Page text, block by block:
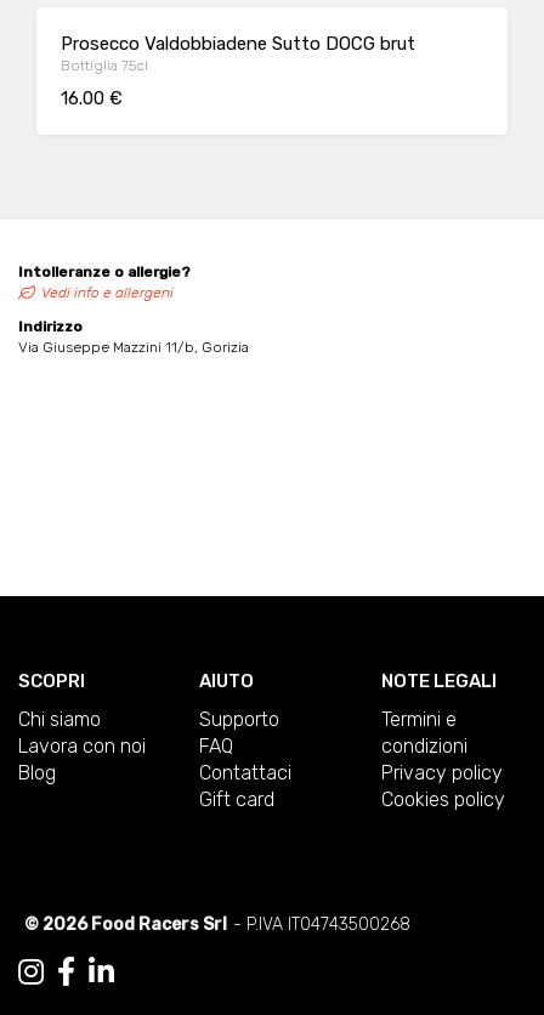
Prosecco Valdobbiadene Sutto DOCG brut
Bottiglia 75cl
16.00 €
Intolleranze o allergie?
Vedi info e allergeni
Indirizzo
Via Giuseppe Mazzini 11/b, Gorizia
SCOPRI
Chi siamo
Lavora con noi
Blog
AIUTO
Supporto
FAQ
Contattaci
Gift card
NOTE LEGALI
Termini e
condizioni
Privacy policy
Cookies policy
© 2026 Food Racers Srl - P.IVA IT04743500268